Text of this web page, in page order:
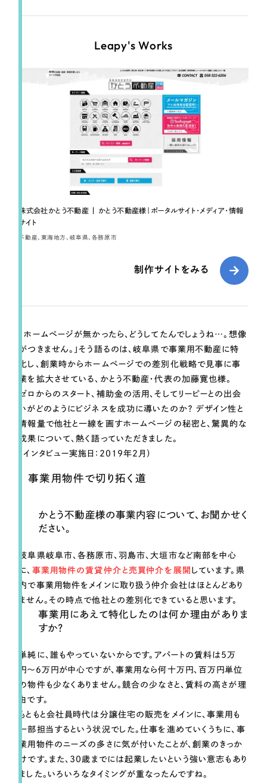
よくある質問
リープ・プロジェクト／ マーケティング代行
SEO対策によるアクセス獲得、反響獲得などの"Webマーケティング"から、
ライン領域のマーケティングまでまるっと代行
採用DX支援
リープ・リクルーティング／ 採用業務代行
完全成功報酬型のスカウト型ハイクラス人材紹介（岐阜・愛知）
日報ツールで案件ごとの営業利益をリアルタイムに可視化
制作実績
Works
制作実績
一部をご紹介します
すべて
ブランドサイト・サービスサイト
求人・採用サイト （61件）
ポータルサイト・メディアサイト （39件）
LP（ランディングページ）
キャンペーン・プロモーションサイト （12件）
ブランディング（ロゴ・印刷物） （90件）
Outsourcing
アウトソーシング（代行支援）
リープ・プロジェクト
「反響強化」を目的としたマーケティング代行
リープ・リクルーティング
「採用強化」を目的とした採用業務代行
その他のサービス
Leapy's Works
株式会社かとう不動産 | かとう不動産様｜ポータルサイト・メディア・情報
サイト
不動産 東海地方 岐阜県 各務原市
制作サイトをみる
「ホームページが無かったら、どうしてたんでしょうね…。想像
がつきません。」そう語るのは、岐阜県で事業用不動産に特
化し、創業時からホームページでの差別化戦略で見事に事
業を拡大させている、かとう不動産・代表の加藤寛也様。
ゼロからのスタート、補助金の活用、そしてリーピーとの出会
いがどのようにビジネスを成功に導いたのか？ デザイン性と
情報量で他社と一線を画すホームページの秘密と、驚異的な
成果について、熱く語っていただきました。
（インタビュー実施日：2019年2月）
事業用物件で切り拓く道
かとう不動産様の事業内容について、お聞かせく
ださい。
岐阜県岐阜市、各務原市、羽島市、大垣市など南部を中心
に、 事業用物件の賃貸仲介と売買仲介を展開 しています。県
内で事業用物件をメインに取り扱う仲介会社はほとんどあり
ません。その時点で他社との差別化できていると思います。
事業用にあえて特化したのは何か理由がありま
すか？
単純に、誰もやっていないからです。アパートの賃料は5万
円〜6万円が中心ですが、事業用なら何十万円、百万円単位
の物件も少なくありません。競合の少なさと、賃料の高さが理
由です。
もともと会社員時代は分譲住宅の販売をメインに、事業用も
一部担当するという状況でした。仕事を進めていくうちに、事
業用物件のニーズの多さに気が付いたことが、創業のきっか
けです。また、30歳までには起業したいという強い意志もあり
ました。いろいろなタイミングが重なったんですね。